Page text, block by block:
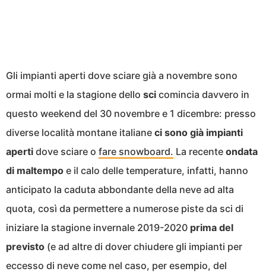
Gli impianti aperti dove sciare già a novembre sono
ormai molti e la stagione dello sci comincia davvero in
questo weekend del 30 novembre e 1 dicembre: presso
diverse località montane italiane ci sono già impianti
aperti dove sciare o fare snowboard. La recente ondata
di maltempo e il calo delle temperature, infatti, hanno
anticipato la caduta abbondante della neve ad alta
quota, così da permettere a numerose piste da sci di
iniziare la stagione invernale 2019-2020 prima del
previsto (e ad altre di dover chiudere gli impianti per
eccesso di neve come nel caso, per esempio, del